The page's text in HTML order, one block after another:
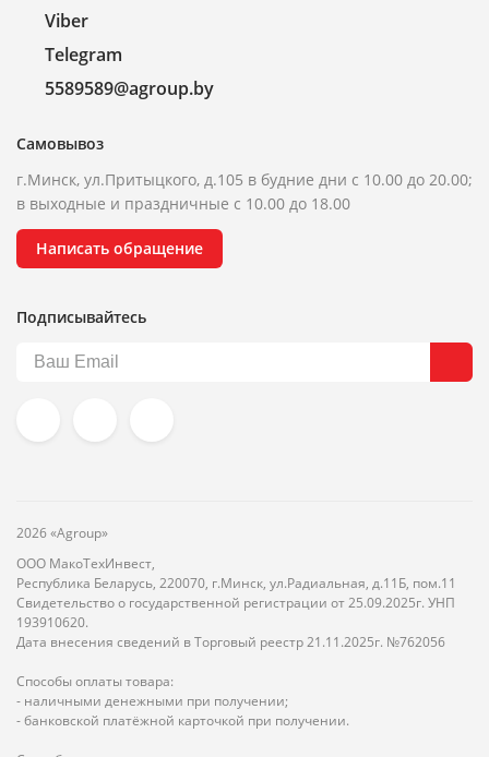
Viber
Telegram
5589589@agroup.by
Самовывоз
г.Минск, ул.Притыцкого, д.105 в будние дни с 10.00 до 20.00;
в выходные и праздничные с 10.00 до 18.00
Написать обращение
Подписывайтесь
2026 «Agroup»
ООО МакоТехИнвест,
Республика Беларусь, 220070, г.Минск, ул.Радиальная, д.11Б, пом.11
Свидетельство о государственной регистрации от 25.09.2025г. УНП
193910620.
Дата внесения сведений в Торговый реестр 21.11.2025г. №762056
Способы оплаты товара:
- наличными денежными при получении;
- банковской платёжной карточкой при получении.